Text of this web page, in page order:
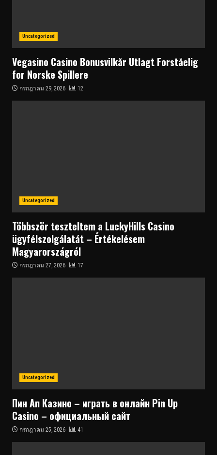
Uncategorized
Vegasino Casino Bonusvilkår Utlagt Forståelig
for Norske Spillere
กรกฎาคม 29, 2026 12
Uncategorized
Többször teszteltem a LuckyHills Casino
ügyfélszolgálatát – Értékelésem
Magyarországról
กรกฎาคม 27, 2026 17
Uncategorized
Пин Ап Казино – играть в онлайн Pin Up
Casino – официальный сайт
กรกฎาคม 25, 2026 41